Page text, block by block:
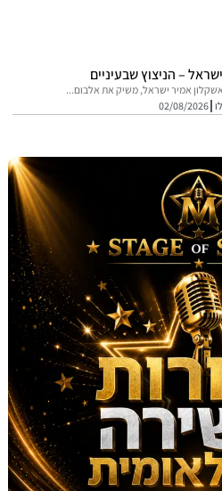
הניצוץ שבעיניים
ישראל, משיק את אלבום...
02/